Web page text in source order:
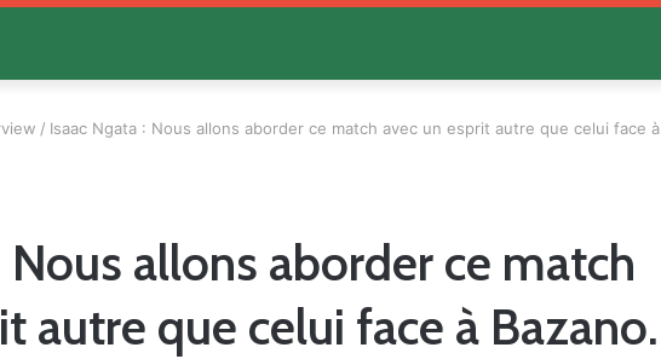
/ Isaac Ngata : Nous allons aborder ce match avec un esprit autre que celui face à
Nous allons aborder ce match
autre que celui face à Bazano.